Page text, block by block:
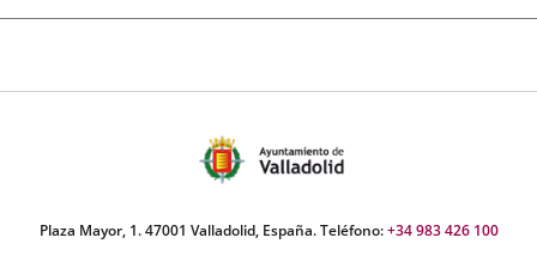
Plaza Mayor, 1. 47001 Valladolid, España. Teléfono:+34 983 426 100